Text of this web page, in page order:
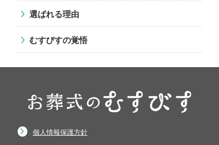
選ばれる理由
むすびすの覚悟
個人情報保護方針